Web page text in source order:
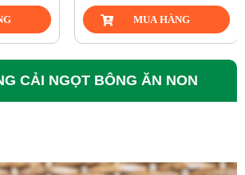
CẢI NGỌT BÔNG ĂN NON